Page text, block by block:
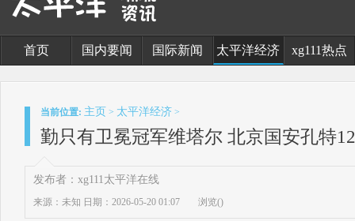
首页 国内要闻 国际新闻 太平洋经济 xg111热点
当前位置: 主页 > 太平洋经济 >
勤只有卫冕冠军维塔尔 北京国安孔特
发布者：xg111太平洋在线
来源：未知 日期：2026-05-20 01:07 浏览()